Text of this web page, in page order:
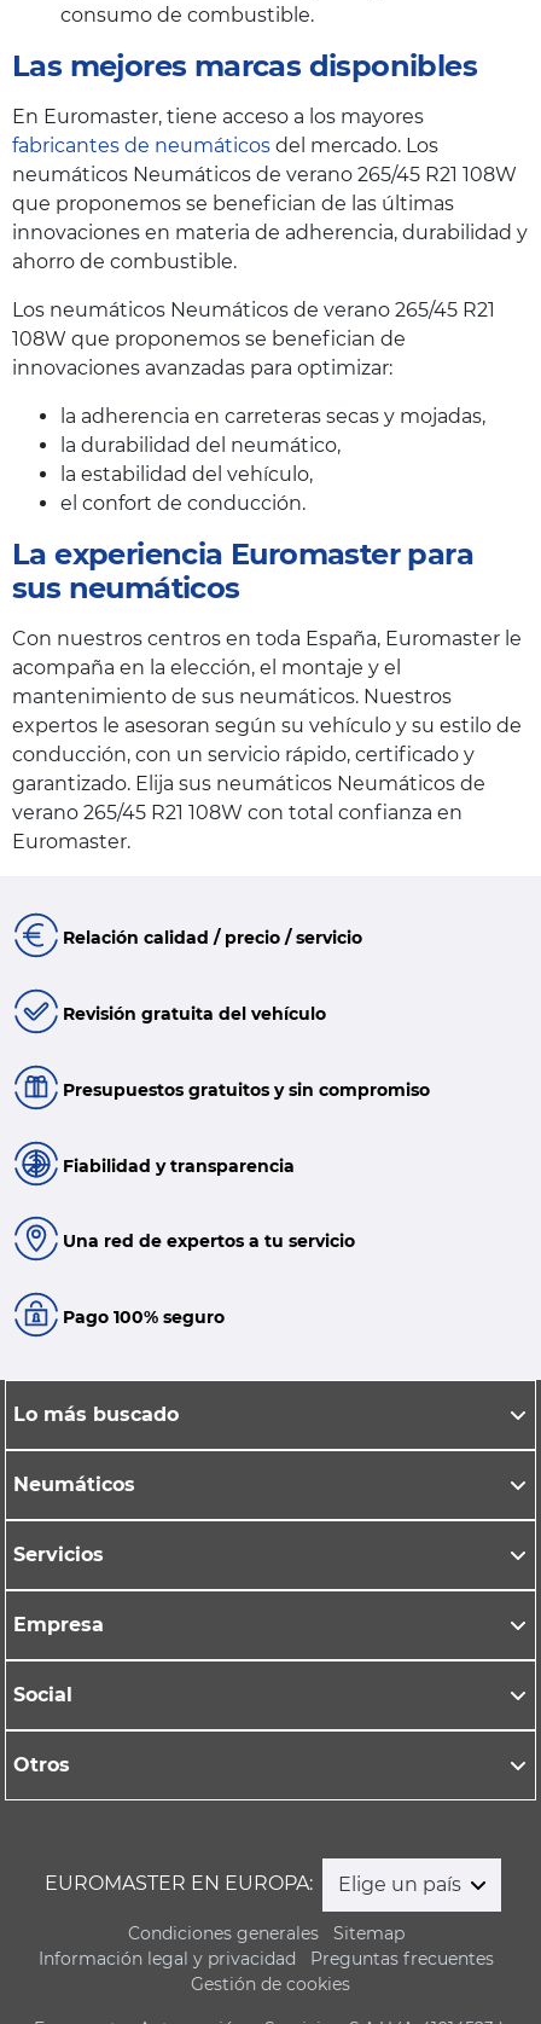
consumo de combustible.
Las mejores marcas disponibles
En Euromaster, tiene acceso a los mayores
fabricantes de neumáticos del mercado. Los
neumáticos Neumáticos de verano 265/45 R21 108W
que proponemos se benefician de las últimas
innovaciones en materia de adherencia, durabilidad y
ahorro de combustible.
Los neumáticos Neumáticos de verano 265/45 R21
108W que proponemos se benefician de
innovaciones avanzadas para optimizar:
la adherencia en carreteras secas y mojadas,
la durabilidad del neumático,
la estabilidad del vehículo,
el confort de conducción.
La experiencia Euromaster para
sus neumáticos
Con nuestros centros en toda España, Euromaster le
acompaña en la elección, el montaje y el
mantenimiento de sus neumáticos. Nuestros
expertos le asesoran según su vehículo y su estilo de
conducción, con un servicio rápido, certificado y
garantizado. Elija sus neumáticos Neumáticos de
verano 265/45 R21 108W con total confianza en
Euromaster.
Relación calidad / precio / servicio
Revisión gratuita del vehículo
Presupuestos gratuitos y sin compromiso
Fiabilidad y transparencia
Una red de expertos a tu servicio
Pago 100% seguro
Lo más buscado
Neumáticos
Servicios
Empresa
Social
Otros
EUROMASTER EN EUROPA: Elige un país
Condiciones generales
Sitemap
Información legal y privacidad
Preguntas frecuentes
Gestión de cookies